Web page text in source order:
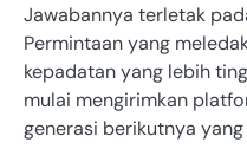
Jawabannya terletak
Permintaan yang
kepadatan yang lebih
mulai mengirimkan
generasi berikutnya